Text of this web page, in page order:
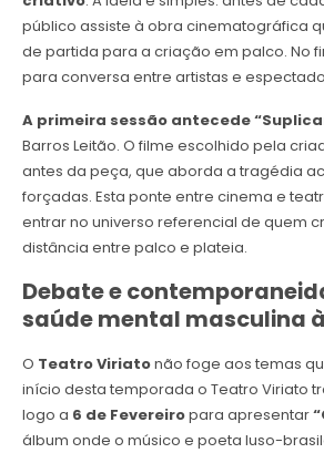
público assiste à obra cinematográfica
de partida para a criação em palco. No
para conversa entre artistas e
A primeira sessão antecede
Barros Leitão. O filme escolhido pela
antes da peça, que aborda a tragédia
forçadas. Esta ponte entre cinema e
entrar no universo referencial de quem
distância entre palco e plateia.
Debate e
saúde mental masculina
O Teatro Viriatonão foge aos temas
início desta temporada o Teatro Viriato
logo a 6 de Fevereiropara apresentar
álbum onde o músico e poeta luso-